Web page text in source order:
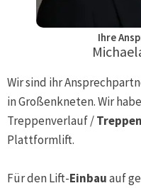
Ihre
Wir sind ihr
inGroßenkneten. Wir
Treppenverlauf /
Plattformlift.
Für den Lift-Einbauauf